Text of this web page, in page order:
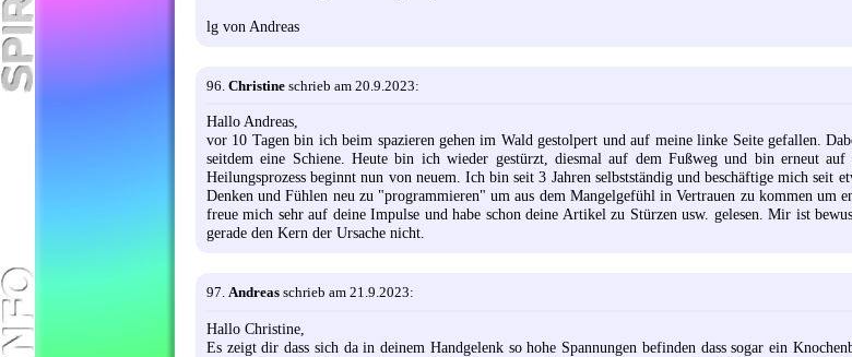
lg von Andreas
96. Christine schrieb am 20.9.2023:
Hallo Andreas,
vor 10 Tagen bin ich beim spazieren gehen im Wald gestolpert und auf meine linke Seite gefallen.
seitdem eine Schiene. Heute bin ich wieder gestürzt, diesmal auf dem Fußweg und bin erneut
Heilungsprozess beginnt nun von neuem. Ich bin seit 3 Jahren selbstständig und beschäftige mich seit
Denken und Fühlen neu zu "programmieren" um aus dem Mangelgefühl in Vertrauen zu kommen um
freue mich sehr auf deine Impulse und habe schon deine Artikel zu Stürzen usw. gelesen. Mir ist
gerade den Kern der Ursache nicht.
97. Andreas schrieb am 21.9.2023:
Hallo Christine,
Es zeigt dir dass sich da in deinem Handgelenk so hohe Spannungen befinden dass sogar ein